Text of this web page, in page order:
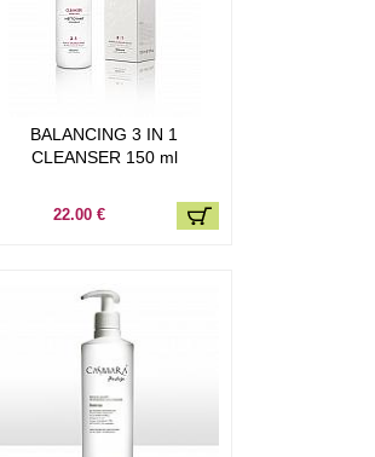
BALANCING 3 IN 1
CLEANSER 150 ml
22.00 €